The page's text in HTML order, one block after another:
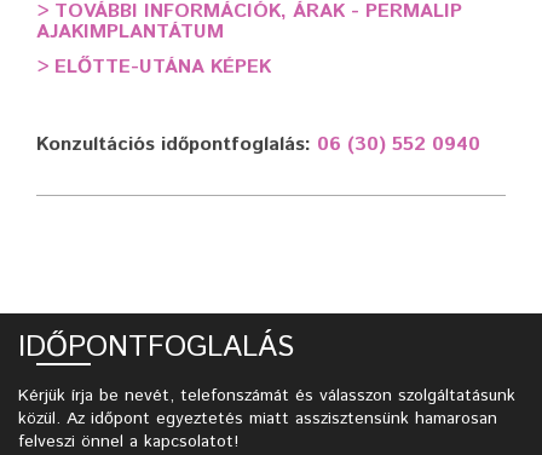
> TOVÁBBI INFORMÁCIÓK, ÁRAK - PERMALIP
AJAKIMPLANTÁTUM
> ELŐTTE-UTÁNA KÉPEK
Konzultációs időpontfoglalás: 06 (30) 552 0940
IDŐPONTFOGLALÁS
Kérjük írja be nevét, telefonszámát és válasszon szolgáltatásunk
közül. Az időpont egyeztetés miatt asszisztensünk hamarosan
felveszi önnel a kapcsolatot!